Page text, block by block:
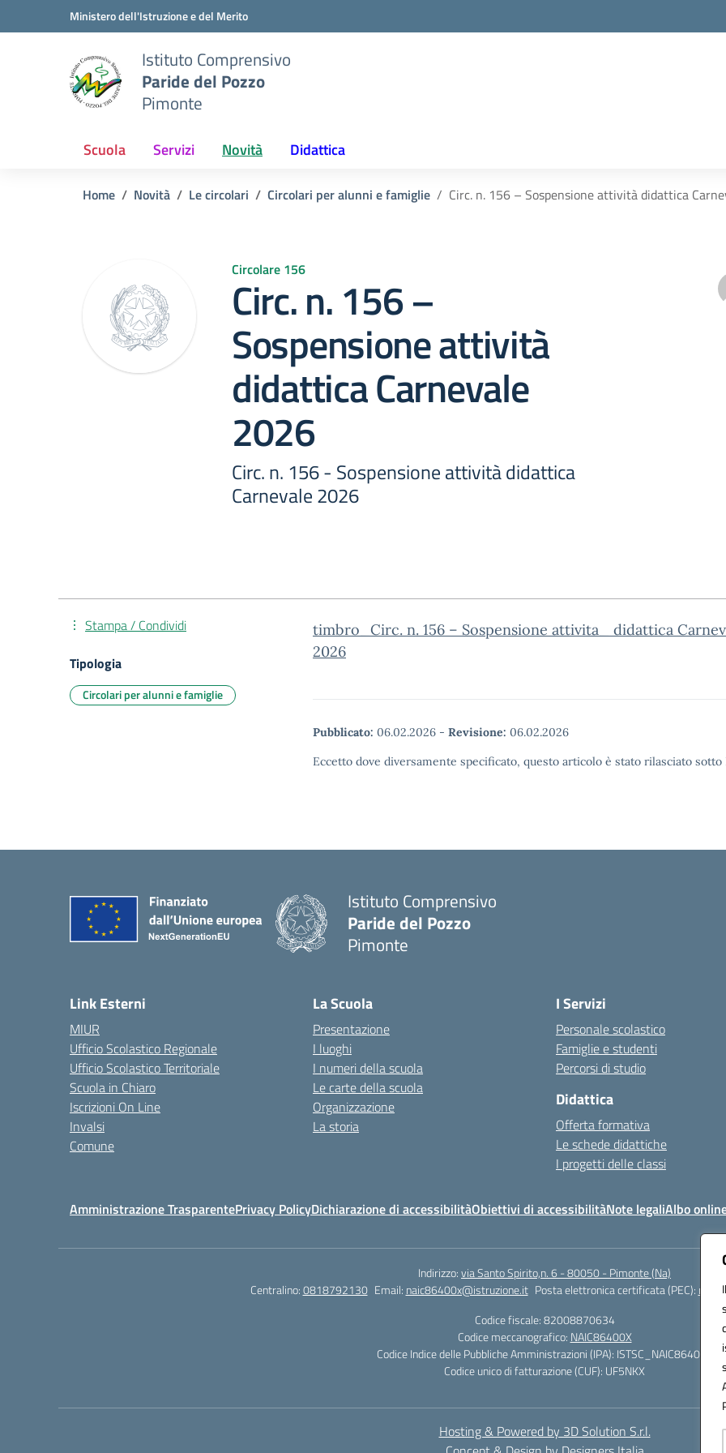
Vai ai contenuti
Vai al menu di navigazioneMinistero dell'Istruzione e del Merito
Istituto Comprensivo
Paride del Pozzo
Pimonte
Scuola Servizi Novità Didattica
Home Novità Le circolari Circolari per alunni e famiglie Circ. n. 156 – Sospensione attività didattica
Circolare 156
Circ. n. 156 –
Sospensione attività
didattica Carnevale
2026
Circ. n. 156 - Sospensione attività didattica
Carnevale 2026
timbro_Circ. n. 156 – Sospensione attivita_ didattica
2026
Pubblicato: 06.02.2026 - Revisione: 06.02.2026
Eccetto dove diversamente specificato, questo articolo è stato rilasciato
Stampa / Condividi
Tipologia
Circolari per alunni e famiglie
Istituto Comprensivo
Paride del Pozzo
Pimonte
Link Esterni
MIUR
Ufficio Scolastico Regionale
Ufficio Scolastico Territoriale
Scuola in Chiaro
Iscrizioni On Line
Invalsi
Comune
La Scuola
Presentazione
I luoghi
I numeri della scuola
Le carte della scuola
Organizzazione
La storia
I Servizi
Personale scolastico
Famiglie e studenti
Percorsi di studio
Didattica
Offerta formativa
Le schede didattiche
I progetti delle classi
Amministrazione TrasparentePrivacy PolicyDichiarazione di accessibilitàObiettivi di accessibilitàNote legaliAlbo
Indirizzo:via Santo Spirito,n. 6 - 80050 - Pimonte (Na)
Centralino:0818792130 Email: naic86400x@istruzione.it Posta elettronica certificata (PEC):
Codice fiscale: 82008870634
Codice meccanografico: NAIC86400X
Codice Indice delle Pubbliche Amministrazioni (IPA): ISTSC_NAIC86400X
Codice unico di fatturazione (CUF): UF5NKX
Hosting & Powered by 3D Solution S.r.l.